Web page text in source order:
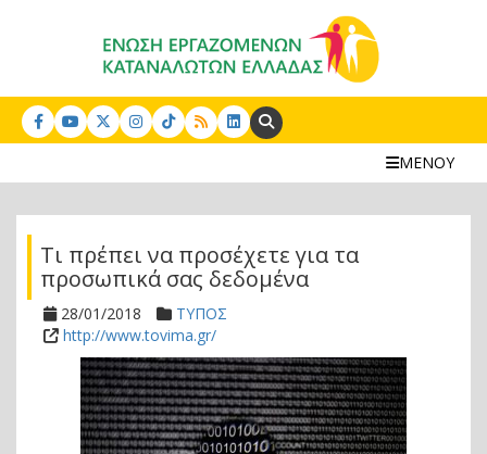
Search:
ΜΕΝΟΥ
Τι πρέπει να προσέχετε για τα
προσωπικά σας δεδομένα
28/01/2018
ΤΥΠΟΣ
http://www.tovima.gr/